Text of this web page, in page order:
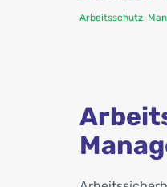
Arbeitsschutz-